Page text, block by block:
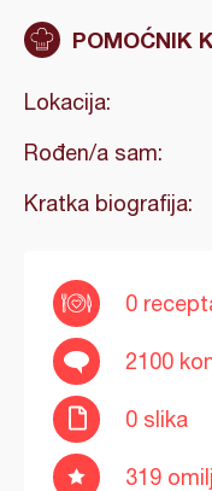
POMOĆNIK
Lokacija:
Rođen/a sam:
Kratka biografija:
0
2100
0 slika
319